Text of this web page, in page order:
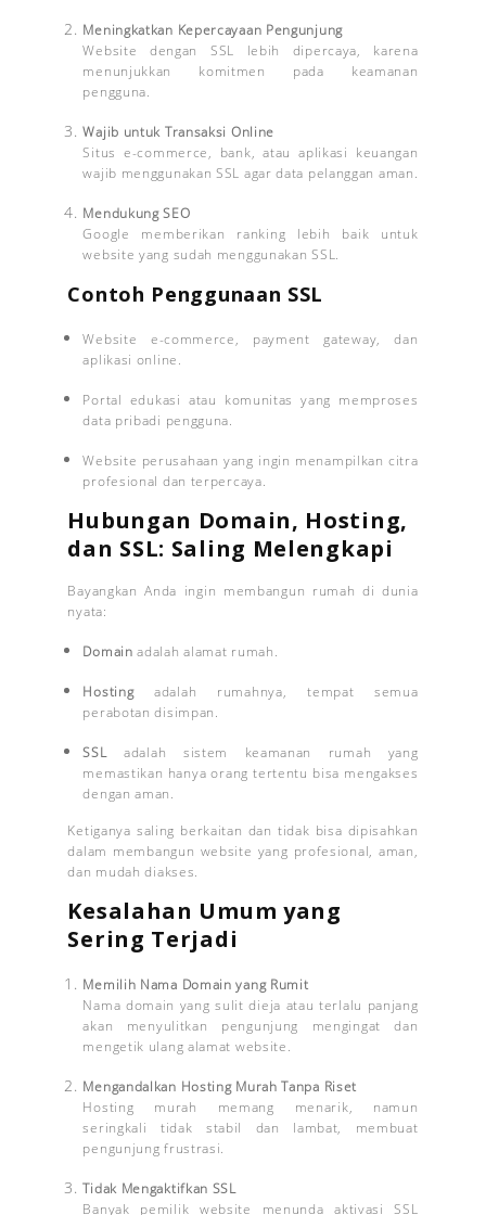
Meningkatkan Kepercayaan Pengunjung
Website dengan SSL lebih dipercaya, karena
menunjukkan komitmen pada keamanan
pengguna.
Wajib untuk Transaksi Online
Situs e-commerce, bank, atau aplikasi keuangan
wajib menggunakan SSL agar data pelanggan aman.
Mendukung SEO
Google memberikan ranking lebih baik untuk
website yang sudah menggunakan SSL.
Contoh Penggunaan SSL
Website e-commerce, payment gateway, dan
aplikasi online.
Portal edukasi atau komunitas yang memproses
data pribadi pengguna.
Website perusahaan yang ingin menampilkan citra
profesional dan terpercaya.
Hubungan Domain, Hosting,
dan SSL: Saling Melengkapi
Bayangkan Anda ingin membangun rumah di dunia
nyata:
Domain adalah alamat rumah.
Hostingadalah rumahnya, tempat semua
perabotan disimpan.
SSLadalah sistem keamanan rumah yang
memastikan hanya orang tertentu bisa mengakses
dengan aman.
Ketiganya saling berkaitan dan tidak bisa dipisahkan
dalam membangun website yang profesional, aman,
dan mudah diakses.
Kesalahan Umum yang
Sering Terjadi
Memilih Nama Domain yang Rumit
Nama domain yang sulit dieja atau terlalu panjang
akan menyulitkan pengunjung mengingat dan
mengetik ulang alamat website.
Mengandalkan Hosting Murah Tanpa Riset
Hosting murah memang menarik, namun
seringkali tidak stabil dan lambat, membuat
pengunjung frustrasi.
Tidak Mengaktifkan SSL
Banyak pemilik website menunda aktivasi SSL